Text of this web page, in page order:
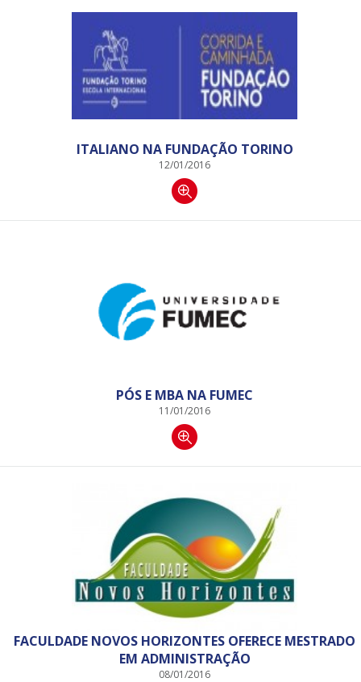
ITALIANO NA FUNDAÇÃO TORINO
12/01/2016
PÓS E MBA NA FUMEC
11/01/2016
FACULDADE NOVOS HORIZONTES OFERECE MESTRADO
EM ADMINISTRAÇÃO
08/01/2016